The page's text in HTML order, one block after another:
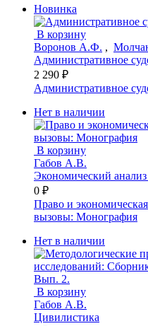
Новинка
В корзину
Воронов А.Ф. ,
Административное
2 290 ₽
Административное
Нет в наличии
В корзину
Габов А.В.
Экономический анализ
0 ₽
Право и
вызовы: Монография
Нет в наличии
В корзину
Габов А.В.
Цивилистика